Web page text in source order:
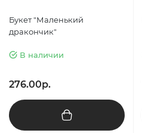
Букет "Маленький
дракончик"
В наличии
276.00р.